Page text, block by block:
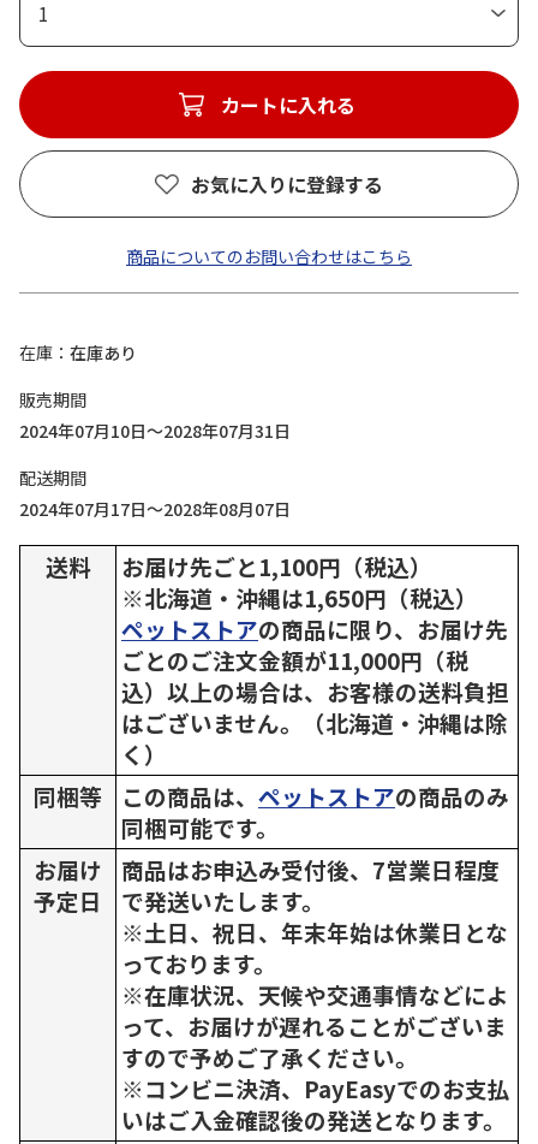
1
カートに入れる
お気に入りに登録する
商品についてのお問い合わせはこちら
在庫
在庫あり
販売期間
2024年07月10日～2028年07月31日
配送期間
2024年07月17日～2028年08月07日
送料
お届け先ごと1,100円（税込）
※北海道・沖縄は1,650円（税込）
ペットストアの商品に限り、お届け先
ごとのご注文金額が11,000円（税
込）以上の場合は、お客様の送料負担
はございません。（北海道・沖縄は除
く）
同梱等
この商品は、 ペットストアの商品のみ
同梱可能です。
お届け
予定日
商品はお申込み受付後、7営業日程度
で発送いたします。
※土日、祝日、年末年始は休業日とな
っております。
※在庫状況、天候や交通事情などによ
って、お届けが遅れることがございま
すので予めご了承ください。
※コンビニ決済、PayEasyでのお支払
いはご入金確認後の発送となります。